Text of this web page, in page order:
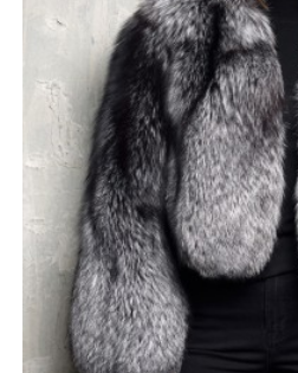
гарантирует безупречную
чему шубка остается легкой и
Продуманный крой
не сковывая движений, что
выбором для активных женщин
«автоледи». Натуральный мех
от мороза и ветра, сохраняя
и пышность на протяжении
Возможность
позволяет адаптировать
предпочтения, создавая
приобретение станет для вас
верхней одежды, а символом